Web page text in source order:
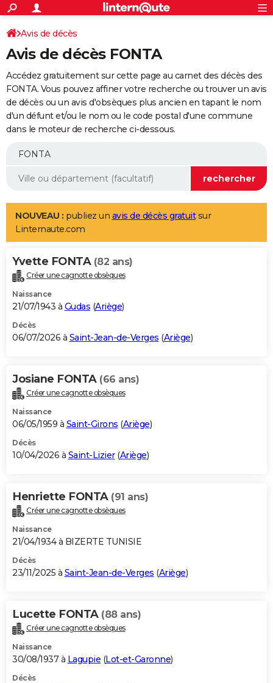
ACTUALITÉS
Politique
Société
Faits Divers
Education
Monde
Villes
+
SPORT
Coupe du monde 2026
Football
Tennis
Cyclisme
Rugby
Forum
Programme TV
TNT
Streaming
Cinéma
Sorties cinéma
Musique
+
FINANCE
Retraite
Impôts
Epargne
Immobilier
Risques naturels par ville
Banque
Assurance
Crédit
AUTO
Essais
Réserver un essai
Citadines
Berlines
SUV
Forum auto
+
Mobiles
Meilleur smartphone
Internet
Ordinateurs
Jeux vidéo
Guide high-tech
Aménagement intérieur
LIFESTYLE
Art de vivre
Bien-être
Loisirs
Mode
Modes de vie
Alimentation
Guide de la santé
Maladies
Médicaments
Sommeil
VOYAGE
Destinations
City break
Voyage nature
Voyage de noces
Forum
Climat
+PHOTO
GUIDES D'ACHAT
BONS PLANS
Carte de Noël
Carte Bonne année
Carte Saint-Valentin
Carte Pâques
Carte d'anniversaire
DICTIONNAIRE
Dictionnaire
Biographies
Citations
Expressions
Proverbes
PROGRAMME TV
S'inscrire
Se connecter
Lycées
Collèges
Primaires
Universités
Entreprises
Service militaire
Avis de recherche
AVIS DE DÉCÈS
Bricolage
Lifestyle
Culture
Sport
Auto
Television
Voyage
Cinema
Avis de décès
Avis de décès FONTA
Accédez gratuitement sur cette page au carnet des décès des
FONTA. Vous pouvez affiner votre recherche ou trouver un avis
de décès ou un avis d'obsèques plus ancien en tapant le nom
d'un défunt et/ou le nom ou le code postal d'une commune
dans le moteur de recherche ci-dessous.
NOUVEAU : publiez un avis de décès gratuitsur
Linternaute.com
Yvette FONTA (82 ans)
Créer une cagnotte obsèques
Naissance
21/07/1943 à Gudas (Ariège)
Décès
06/07/2026 à Saint-Jean-de-Verges (Ariège)
Josiane FONTA (66 ans)
Créer une cagnotte obsèques
Naissance
06/05/1959 à Saint-Girons (Ariège)
Décès
10/04/2026 à Saint-Lizier(Ariège)
Henriette FONTA (91 ans)
Créer une cagnotte obsèques
Naissance
21/04/1934 à BIZERTE TUNISIE
Décès
23/11/2025 à Saint-Jean-de-Verges (Ariège)
Lucette FONTA (88 ans)
Créer une cagnotte obsèques
Naissance
30/08/1937 à Lagupie (Lot-et-Garonne)
Décès